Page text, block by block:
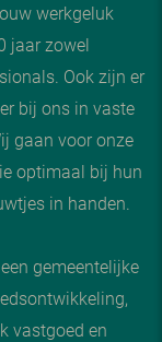
werkgeluk
jaar zowel
Ook zijn er
bij ons in vaste
gaan voor onze
optimaal bij hun
in handen.
gemeentelijke
vastgoed en